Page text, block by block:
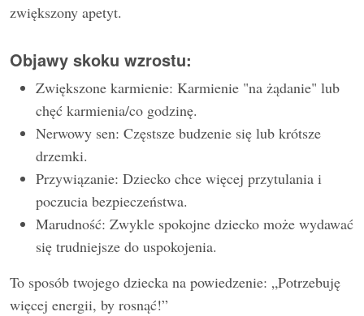
zwiększony apetyt.
Objawy skoku wzrostu:
Zwiększone karmienie: Karmienie "na żądanie" lub
chęć karmienia/co godzinę.
Nerwowy sen: Częstsze budzenie się lub krótsze
drzemki.
Przywiązanie: Dziecko chce więcej przytulania i
poczucia bezpieczeństwa.
Marudność: Zwykle spokojne dziecko może wydawać
się trudniejsze do uspokojenia.
To sposób twojego dziecka na powiedzenie: „Potrzebuję
więcej energii, by rosnąć!”